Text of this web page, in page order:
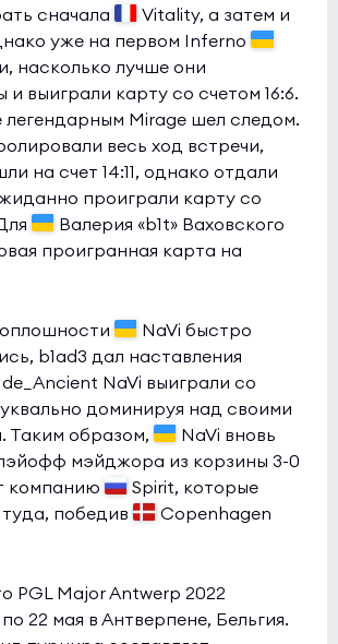
сначала
Vitality, а затем и
уже на первом Inferno
насколько лучше они
и выиграли карту со счетом 16:6.
Mirage шел следом.
весь ход встречи,
на счет 14:11, однако отдали
проиграли карту со
Валерия «b1t» Ваховского
проигранная карта на
NaVi быстро
b1ad3 дал наставления
NaVi выиграли со
доминируя над своими
Таким образом,
NaVi вновь
мэйджора из корзины 3-0
компанию
Spirit, которые
победив
Copenhagen
PGL Major Antwerp 2022
22 мая в Антверпене, Бельгия.